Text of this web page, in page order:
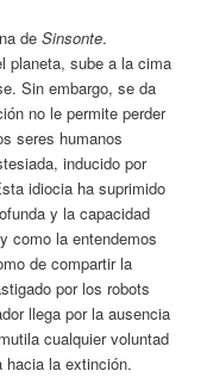
deSinsonte.
planeta, sube a la cima
Sin embargo, se da
no le permite perder
seres humanos
inducido por
idiocia ha suprimido
y la capacidad
como la entendemos
de compartir la
por los robots
llega por la ausencia
cualquier voluntad
hacia la extinción.